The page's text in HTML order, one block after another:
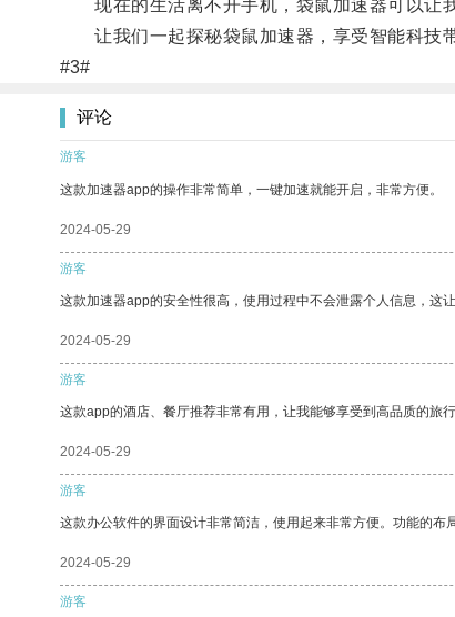
现在的生活离不开手机，袋鼠加速器可以让
让我们一起探秘袋鼠加速器，享受智能科技带
#3#
评论
游客
这款加速器app的操作非常简单，一键加速就能开启，非常方便。
2024-05-29
游客
这款加速器app的安全性很高，使用过程中不会泄露个人信息，这
2024-05-29
游客
这款app的酒店、餐厅推荐非常有用，让我能够享受到高品质的旅行
2024-05-29
游客
这款办公软件的界面设计非常简洁，使用起来非常方便。功能的布
2024-05-29
游客